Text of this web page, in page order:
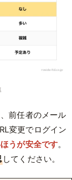
前任者のメール
変更でログイン
うが安全です。
してください。